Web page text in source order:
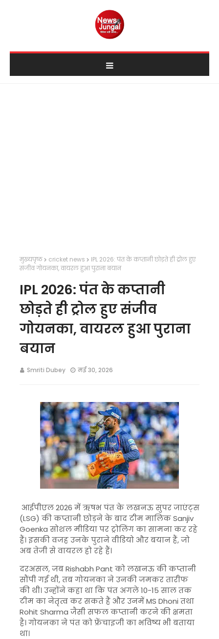
मुख्यपृष्ठ cricket news
IPL 2026: पंत के कप्तानी छोड़ते ही ट्रोल हुए
संजीव गोयनका, वायरल हुआ पुराना बयान
IPL 2026: पंत के कप्तानी
छोड़ते ही ट्रोल हुए संजीव
गोयनका, वायरल हुआ पुराना
बयान
Smriti Dubey मई 30, 2026
आईपीएल 2026 में ऋषभ पंत के लखनऊ सुपर जाएंट्स
(LSG) की कप्तानी छोड़ने के बाद टीम मालिकSanjiv
Goenka सोशल मीडिया पर ट्रोलिंग का सामना कर रहे
हैं। इसकी वजह उनके पुराने वीडियो और बयान हैं, जो
अब तेजी से वायरल हो रहे हैं।
दरअसल, जबRishabh Pant को लखनऊ की कप्तानी
सौंपी गई थी, तब गोयनका ने उनकी जमकर तारीफ
की थी। उन्होंने कहा था कि पंत अगले 10-15 साल तक
टीम का नेतृत्व कर सकते हैं और उनमेंMS Dhoni तथा
Rohit Sharma जैसी सफल कप्तानी करने की क्षमता
है। गोयनका ने पंत को फ्रेंचाइजी का भविष्य भी बताया
था।